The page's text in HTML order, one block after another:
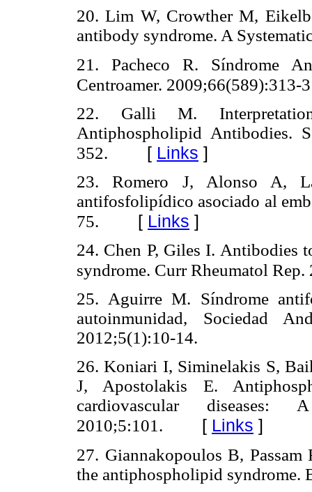
20. Lim W, Crowther M,
antibody syndrome. A
21. Pacheco R. Síndrome
Centroamer. 2009;66(589):313-
22. Galli M.
Antiphospholipid Antibodies.
352. [ Links ]
23. Romero J, Alonso A,
antifosfolipídico asociado al
75. [ Links ]
24. Chen P, Giles I. Antibodies
syndrome. Curr Rheumatol
25. Aguirre M. Síndrome
autoinmunidad, Sociedad
2012;5(1):10-14.
26. Koniari I, Siminelakis S,
J, Apostolakis E.
cardiovascular
2010;5:101. [ Links ]
27. Giannakopoulos B,
the antiphospholipid syndrome.